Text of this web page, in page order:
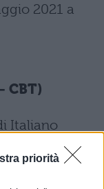
priorità
2021 a
CBT)
Italiano
giovedì 13,
scuola